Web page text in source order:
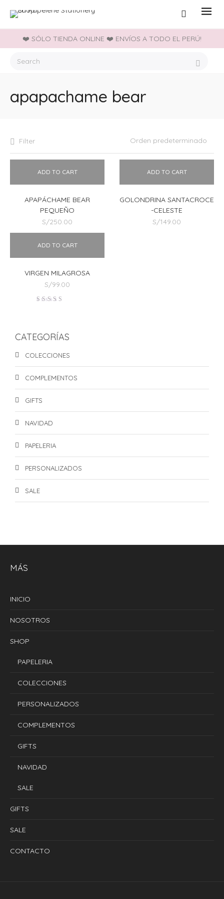
❤️ SÓLO TIENDA ONLINE ❤️ ENVÍOS A TODO EL PERÚ!
apapachame bear
Filter
ADD TO CART
APAPÁCHAME BEAR
PEQUEÑO
S/250.00
ADD TO CART
GOLONDRINA SANTACROCE
-CELESTE
S/149.00
ADD TO CART
VIRGEN MILAGROSA
S/99.00
CATEGORÍAS
COLECCIONES
COMPLEMENTOS
GIFTS
NAVIDAD
PAPELERIA
PERSONALIZADOS
SALE
MÁS
INICIO
NOSOTROS
SHOP
PAPELERIA
COLECCIONES
PERSONALIZADOS
COMPLEMENTOS
GIFTS
NAVIDAD
SALE
GIFTS
SALE
CONTACTO